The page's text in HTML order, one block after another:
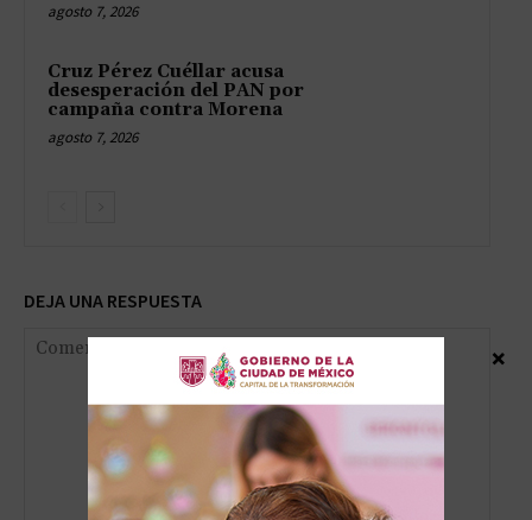
agosto 7, 2026
Cruz Pérez Cuéllar acusa
desesperación del PAN por
campaña contra Morena
agosto 7, 2026
DEJA UNA RESPUESTA
×